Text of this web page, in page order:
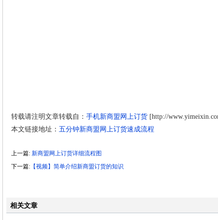
转载请注明文章转载自： 手机新商盟网上订货[http://
本文链接地址： 五分钟新商盟网上订货速成流程
上一篇: 新商盟网上订货详细流程图
下一篇:【视频】简单介绍新商盟订货的知识
相关文章